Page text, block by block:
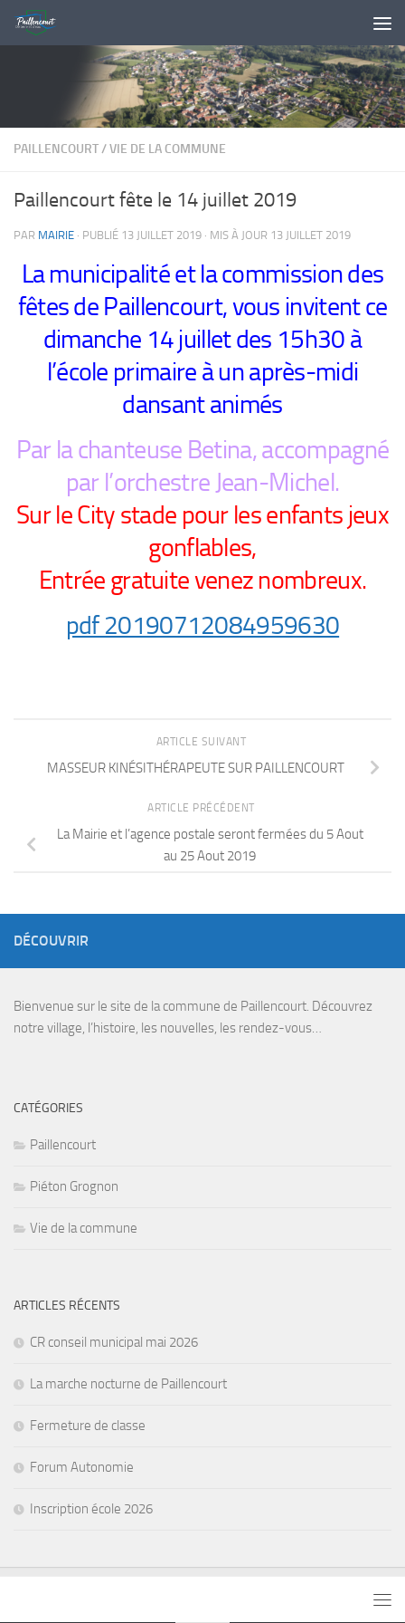
Skip to content
PAILLENCOURT/VIE DE LA COMMUNE
Paillencourt fête le 14 juillet 2019
PAR MAIRIE · PUBLIÉ 13 JUILLET 2019 · MIS À JOUR 13 JUILLET 2019
La municipalité et la commission des
fêtes de Paillencourt, vous invitent ce
dimanche 14 juillet des 15h30 à
l’école primaire à un après-midi
dansant animés
Par la chanteuse Betina, accompagné
par l’orchestre Jean-Michel.
Sur le City stade pour les enfants jeux
gonflables,
Entrée gratuite venez nombreux.
pdf 20190712084959630
ARTICLE SUIVANT
MASSEUR KINÉSITHÉRAPEUTE SUR PAILLENCOURT
ARTICLE PRÉCÉDENT
La Mairie et l’agence postale seront fermées du 5 Aout
au 25 Aout 2019
DÉCOUVRIR
Bienvenue sur le site de la commune de Paillencourt. Découvrez
notre village, l’histoire, les nouvelles, les rendez-vous…
CATÉGORIES
Paillencourt
Piéton Grognon
Vie de la commune
ARTICLES RÉCENTS
CR conseil municipal mai 2026
La marche nocturne de Paillencourt
Fermeture de classe
Forum Autonomie
Inscription école 2026